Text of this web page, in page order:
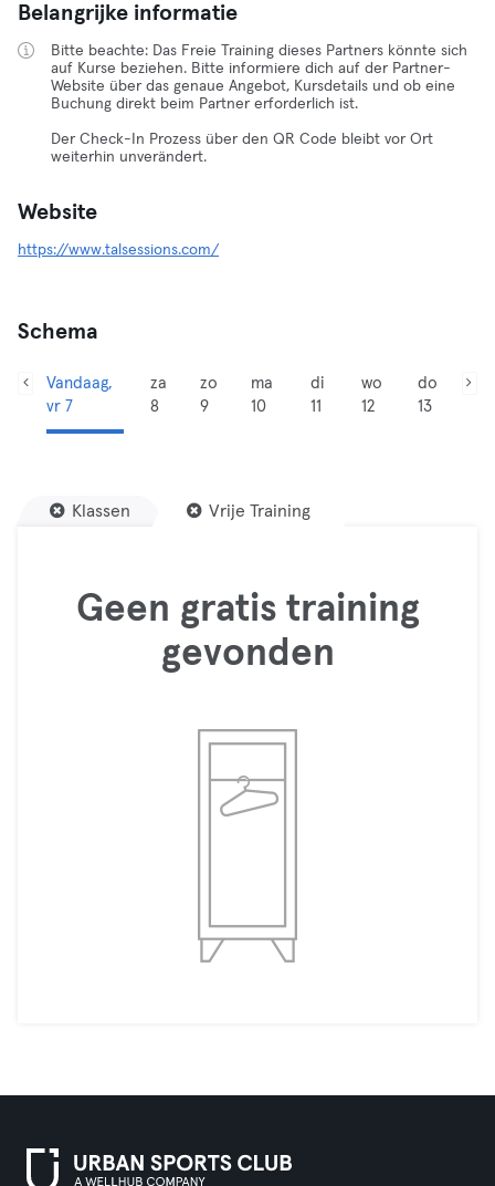
Belangrijke informatie
Bitte beachte: Das Freie Training dieses Partners könnte sich
auf Kurse beziehen. Bitte informiere dich auf der Partner-
Website über das genaue Angebot, Kursdetails und ob eine
Buchung direkt beim Partner erforderlich ist.
Der Check-In Prozess über den QR Code bleibt vor Ort
weiterhin unverändert.
Website
https://www.talsessions.com/
Schema
Vandaag,
vr 7
za
8
zo
9
ma
10
di
11
wo
12
do
13
Klassen Vrije Training
Geen gratis training
gevonden